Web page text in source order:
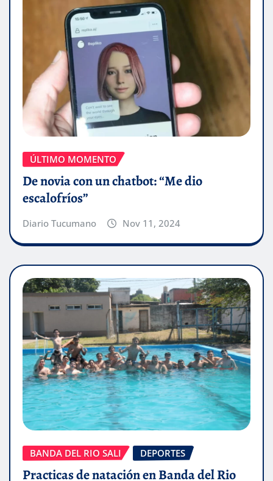
ÚLTIMO MOMENTO
De novia con un chatbot: “Me dio
escalofríos”
Diario Tucumano Nov 11, 2024
BANDA DEL RIO SALI DEPORTES
Practicas de natación en Banda del Rio